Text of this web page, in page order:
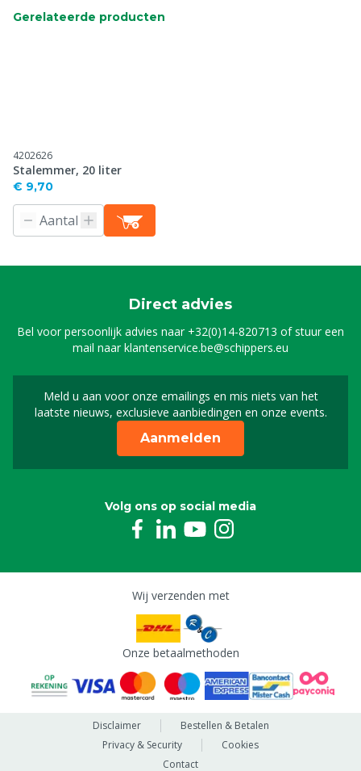
Gerelateerde producten
4202626
Stalemmer, 20 liter
€ 9,70
Direct advies
Bel voor persoonlijk advies naar +32(0)14-820713 of stuur een
mail naarklantenservice.be@schippers.eu
Meld u aan voor onze emailings en mis niets van het
laatste nieuws, exclusieve aanbiedingen en onze events.
Meld u aan voor onze
Aanmelden
Volg ons op social media
Wij verzenden met
Onze betaalmethoden
Disclaimer
Bestellen & Betalen
Privacy & Security
Cookies
Contact